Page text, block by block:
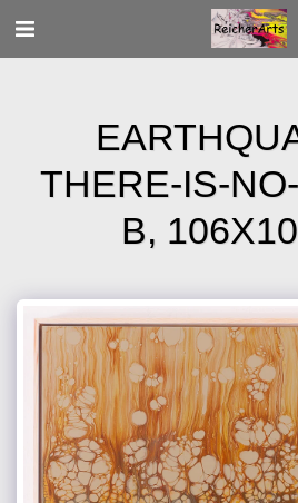
THERE-IS-
B,